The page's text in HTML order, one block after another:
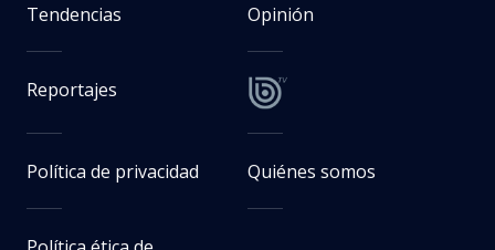
Tendencias Opinión
Reportajes
Política de privacidad Quiénes somos